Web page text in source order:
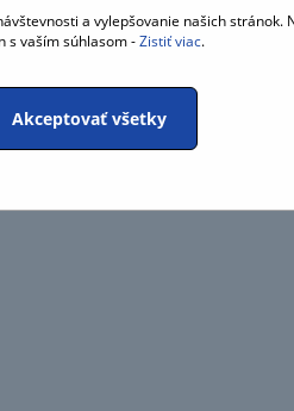
a vylepšovanie našich stránok.
s vaším súhlasom -Zistiť viac.
Akceptovať všetky